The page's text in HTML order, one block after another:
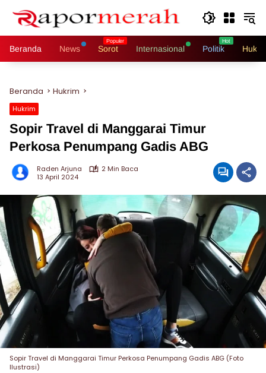
Beranda News Sorot Internasional Politik
Beranda Hukrim
Hukrim
Sopir Travel di Manggarai Timur
Perkosa Penumpang Gadis ABG
Raden Arjuna
2 Min Baca
13 April 2024
Sopir Travel di Manggarai Timur Perkosa Penumpang Gadis ABG (Foto
Ilustrasi)